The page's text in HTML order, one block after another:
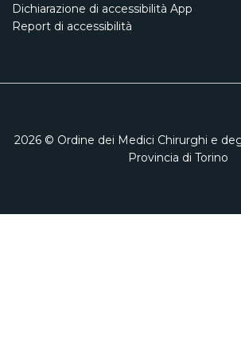
Dichiarazione di accessibilità App
Report di accessibilità
2026© Ordine dei Medici Chirurghi e
Provincia di Torino